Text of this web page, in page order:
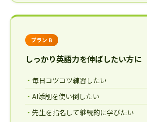
プラン B
しっかり英語力を伸ばしたい方に
毎日コツコツ練習したい
AI添削を使い倒したい
先生を指名して継続的に学びたい